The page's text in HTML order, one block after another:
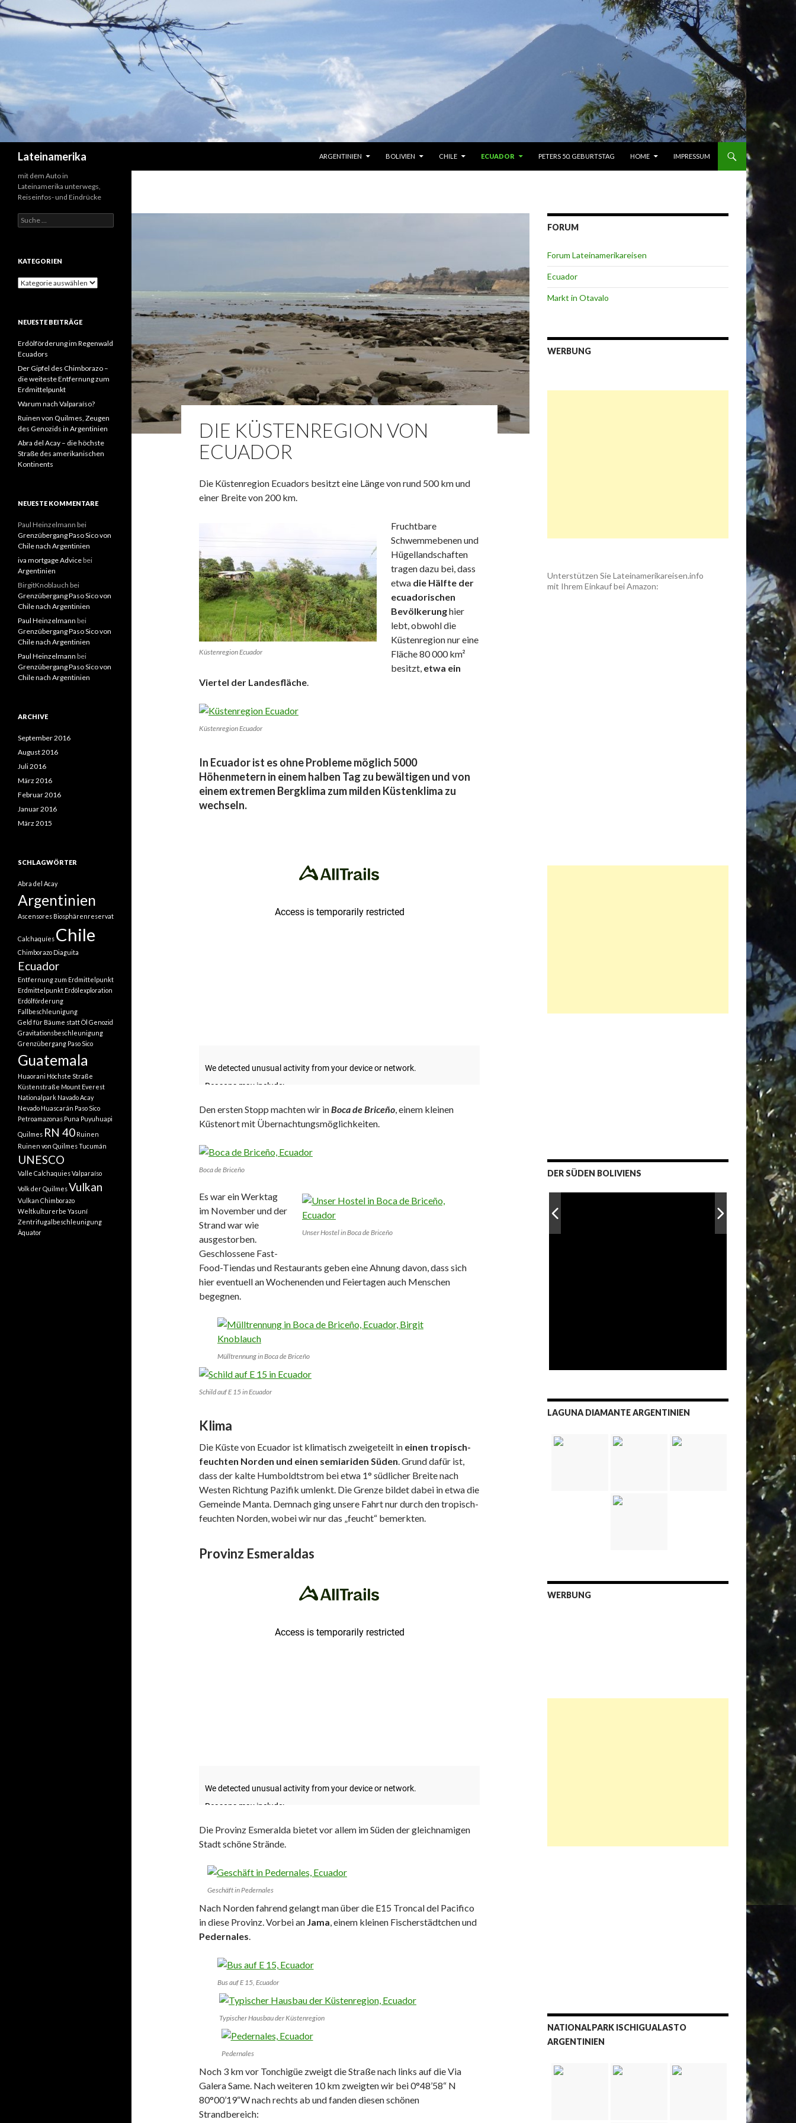
Lateinamerika
ARGENTINIEN
BOLIVIEN CHILE ECUADOR PETERS 50. GEBURTSTAG HOME IMPRESSUM
DIE KÜSTENREGION VON
ECUADOR
Die Küstenregion Ecuadors besitzt eine Länge von rund 500 km und
einer Breite von 200 km.
Küstenregion Ecuador
Fruchtbare
Schwemmebenen und
Hügellandschaften
tragen dazu bei, dass
etwa die Hälfte der
ecuadorischen
Bevölkerunghier
lebt, obwohl die
Küstenregion nur eine
Fläche 80 000 km²
besitzt, etwa ein
Viertel der Landesfläche.
Küstenregion Ecuador
In Ecuador ist es ohne Probleme möglich 5000
Höhenmetern in einem halben Tag zu bewältigen und von
einem extremen Bergklima zum milden Küstenklima zu
wechseln.
Den ersten Stopp machten wir inBoca de Briceño, einem kleinen
Küstenort mit Übernachtungsmöglichkeiten.
Boca de Briceño
Unser Hostel in Boca de Briceño
Es war ein Werktag
im November und der
Strand war wie
ausgestorben.
Geschlossene Fast-
Food-Tiendas und Restaurants geben eine Ahnung davon, dass sich
hier eventuell an Wochenenden und Feiertagen auch Menschen
begegnen.
Mülltrennung in Boca de Briceño
Schild auf E 15 in Ecuador
Klima
Die Küste von Ecuador ist klimatisch zweigeteilt in einen tropisch-
feuchten Norden und einen semiariden Süden. Grund dafür ist,
dass der kalte Humboldtstrom bei etwa 1° südlicher Breite nach
Westen Richtung Pazifik umlenkt. Die Grenze bildet dabei in etwa die
Gemeinde Manta. Demnach ging unsere Fahrt nur durch den tropisch-
feuchten Norden, wobei wir nur das „feucht“ bemerkten.
Provinz Esmeraldas
Die Provinz Esmeralda bietet vor allem im Süden der gleichnamigen
Stadt schöne Strände.
Geschäft in Pedernales
Nach Norden fahrend gelangt man über die E15 Troncal del Pacifico
in diese Provinz. Vorbei an Jama, einem kleinen Fischerstädtchen und
Pedernales.
Bus auf E 15, Ecuador
Typischer Hausbau der Küstenregion
Pedernales
Noch 3 km vor Tonchigüe zweigt die Straße nach links auf die Via
Galera Same. Nach weiteren 10 km zweigten wir bei 0°48’58“ N
80°00’19“W nach rechts ab und fanden diesen schönen
Strandbereich:
FORUM
Forum Lateinamerikareisen
Ecuador
Markt in Otavalo
WERBUNG
Unterstützen Sie Lateinamerikareisen.info
mit Ihrem Einkauf bei Amazon:
DER SÜDEN BOLIVIENS
LAGUNA DIAMANTE ARGENTINIEN
WERBUNG
NATIONALPARK ISCHIGUALASTO
ARGENTINIEN
mit dem Auto in
Lateinamerika unterwegs,
Reiseinfos- und Eindrücke
Suche
nach:
KATEGORIEN
Kategorien
NEUESTE BEITRÄGE
Erdölförderung im Regenwald
Ecuadors
Der Gipfel des Chimborazo –
die weiteste Entfernung zum
Erdmittelpunkt
Warum nach Valparaíso?
Ruinen von Quilmes, Zeugen
des Genozids in Argentinien
Abra del Acay – die höchste
Straße des amerikanischen
Kontinents
NEUESTE KOMMENTARE
Paul Heinzelmann bei
Grenzübergang Paso Sico von
Chile nach Argentinien
iva mortgage Advicebei
Argentinien
BirgitKnoblauch bei
Grenzübergang Paso Sico von
Chile nach Argentinien
Paul Heinzelmann bei
Grenzübergang Paso Sico von
Chile nach Argentinien
Paul Heinzelmann bei
Grenzübergang Paso Sico von
Chile nach Argentinien
ARCHIVE
September 2016
August 2016
Juli 2016
März 2016
Februar 2016
Januar 2016
März 2015
SCHLAGWÖRTER
Abra del Acay
Argentinien
Ascensores Biosphärenreservat
Calchaquíes Chile
Chimborazo Diaguita
Ecuador
Entfernung zum Erdmittelpunkt
Erdmittelpunkt Erdölexploration
Erdölförderung
Fallbeschleunigung
Geld für Bäume statt Öl Genozid
Gravitationsbeschleunigung
Grenzübergang Paso Sico
Guatemala
Huaorani Höchste Straße
Küstenstraße Mount Everest
Nationalpark Navado Acay
Nevado Huascarán Paso Sico
Petroamazonas Puna Puyuhuapi
Quilmes RN 40 Ruinen
Ruinen von QuilmesTucumán
UNESCO
Valle CalchaquiesValparaíso
Volk der QuilmesVulkan
Vulkan Chimborazo
Weltkulturerbe Yasuní
Zentrifugalbeschleunigung
Äquator